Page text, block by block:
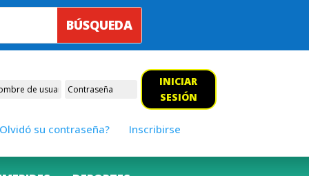
INICIAR
SESIÓN
su contraseña? Inscribirse